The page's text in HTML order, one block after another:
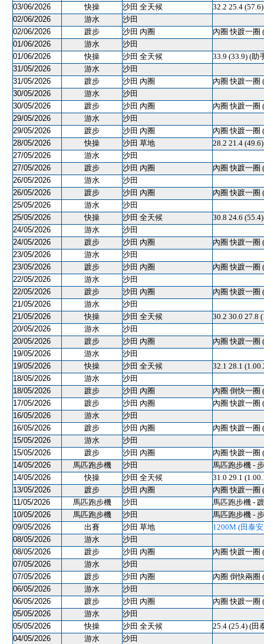
03/06/2026
快操 沙田 全天候
32.2 25.4
02/06/2026
游水
沙田
02/06/2026
踱步 沙田 內圈
內圈 快踱一圈
01/06/2026
游水
沙田
01/06/2026
快操 沙田 全天候
33.9 (33.9) (助
31/05/2026
游水
沙田
31/05/2026
踱步 沙田 內圈
內圈 快踱一圈
30/05/2026
游水
沙田
30/05/2026
踱步 沙田 內圈
內圈 快踱一圈
29/05/2026
游水
沙田
29/05/2026
踱步 沙田 內圈
內圈 快踱一圈
28/05/2026
快操 沙田 草地
28.2 21.4
27/05/2026
游水
沙田
27/05/2026
踱步 沙田 內圈
內圈 快踱一圈
26/05/2026
游水
沙田
26/05/2026
踱步 沙田 內圈
內圈 快踱一圈
25/05/2026
游水
沙田
25/05/2026
快操 沙田 全天候
30.8 24.6
24/05/2026
游水
沙田
24/05/2026
踱步 沙田 內圈
內圈 快踱一圈
23/05/2026
游水
沙田
23/05/2026
踱步 沙田 內圈
內圈 快踱一圈
22/05/2026
游水
沙田
22/05/2026
踱步 沙田 內圈
內圈 快踱一圈
21/05/2026
游水
沙田
21/05/2026
快操 沙田 全天候
30.2 30.0 27.8
20/05/2026
游水
沙田
20/05/2026
踱步 沙田 內圈
內圈 快踱一圈
19/05/2026
游水
沙田
19/05/2026
快操 沙田 全天候
32.1 28.1
18/05/2026
游水
沙田
18/05/2026
踱步 沙田 內圈
內圈 倒快一圈
17/05/2026
踱步 沙田 內圈
內圈 快踱一圈
16/05/2026
游水
沙田
16/05/2026
踱步 沙田 內圈
內圈 快踱一圈
15/05/2026
游水
沙田
15/05/2026
踱步 沙田 內圈
內圈 快踱一圈
14/05/2026
馬匹跑步機 沙田
馬匹跑步機 -
14/05/2026
快操 沙田 全天候
31.0 29.1
13/05/2026
踱步 沙田 內圈
內圈 快踱一圈
11/05/2026
馬匹跑步機 沙田
馬匹跑步機 -
10/05/2026
馬匹跑步機 沙田
馬匹跑步機 -
09/05/2026
出賽 沙田 草地
1200M (田泰
08/05/2026
游水
沙田
08/05/2026
踱步 沙田 內圈
內圈 快踱一圈
07/05/2026
游水
沙田
07/05/2026
踱步 沙田 內圈
內圈 倒快兩圈
06/05/2026
游水
沙田
06/05/2026
踱步 沙田 內圈
內圈 快踱一圈
05/05/2026
游水
沙田
05/05/2026
快操 沙田 全天候
25.4 (25.4) (田
04/05/2026
游水 沙田